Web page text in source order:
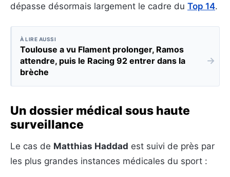
dépasse désormais largement le cadre du Top 14.
À LIRE AUSSI
Toulouse a vu Flament prolonger, Ramos
attendre, puis le Racing 92 entrer dans la
brèche
→
Un dossier médical sous haute
surveillance
Le cas de Matthias Haddad est suivi de près par
les plus grandes instances médicales du sport :